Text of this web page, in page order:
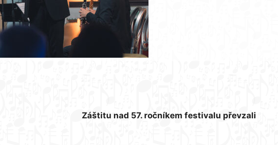
Záštitu nad 57. ročníkem festivalu převzali